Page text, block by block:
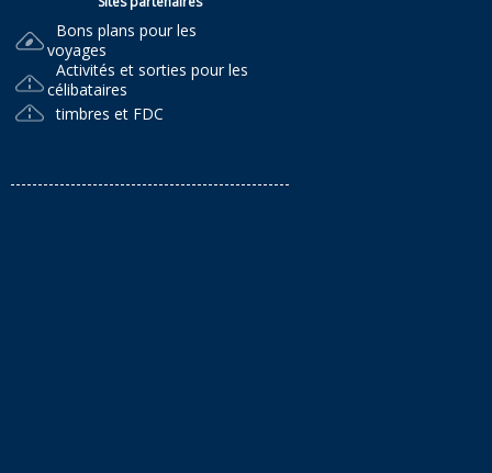
Bons plans pour les
voyages
Activités et sorties pour les
célibataires
timbres et FDC